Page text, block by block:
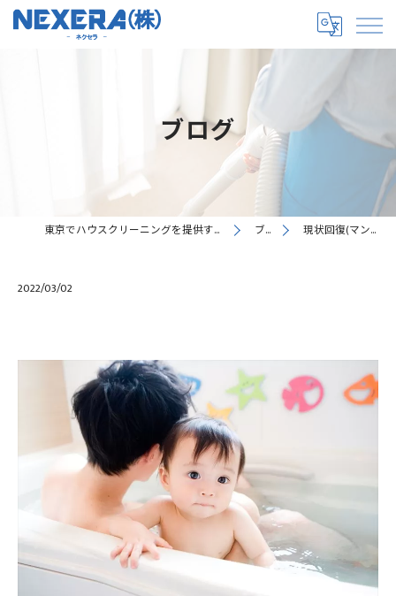
ブログ
東京でハウスクリーニングを提供するNEXERA株式会社 ブログ 現状回復(マンション…
2022/03/02